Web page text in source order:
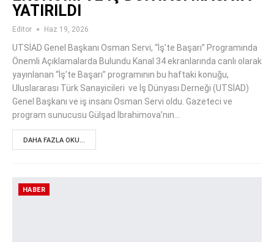
YATIRILDI
Editor Haz 19, 2026
UTSİAD Genel Başkanı Osman Servi, “İş’te Başarı” Programında
Önemli Açıklamalarda Bulundu Kanal 34 ekranlarında canlı olarak
yayınlanan “İş’te Başarı” programının bu haftaki konuğu,
Uluslararası Türk Sanayicileri ve İş Dünyası Derneği (UTSİAD)
Genel Başkanı ve iş insanı Osman Servi oldu. Gazeteci ve
program sunucusu Gülşad İbrahimova’nın…
DAHA FAZLA OKU...
HABER